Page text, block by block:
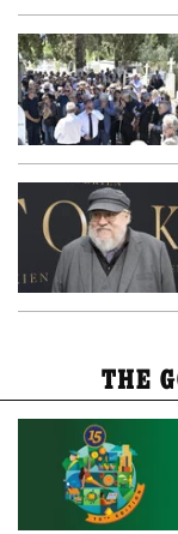
THE